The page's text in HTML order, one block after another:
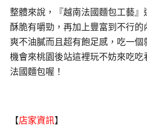
整體來說，『越南法國麵包工藝』
酥脆有嚼勁，再加上豐富到不行的
爽不油膩而且超有飽足感，吃一個
機會來桃園後站這裡玩不妨來吃吃
法國麵包喔！
【店家資訊】